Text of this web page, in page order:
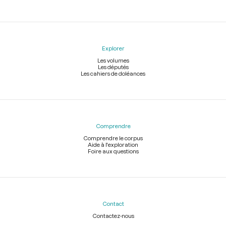
Explorer
Les volumes
Les députés
Les cahiers de doléances
Comprendre
Comprendre le corpus
Aide à l'exploration
Foire aux questions
Contact
Contactez-nous